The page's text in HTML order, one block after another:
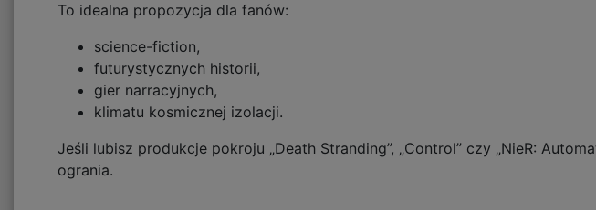
To idealna propozycja dla fanów:
science-fiction,
futurystycznych historii,
gier narracyjnych,
klimatu kosmicznej izolacji.
Jeśli lubisz produkcje pokroju „Death Stranding”, „Control” czy „NieR:
ogrania.